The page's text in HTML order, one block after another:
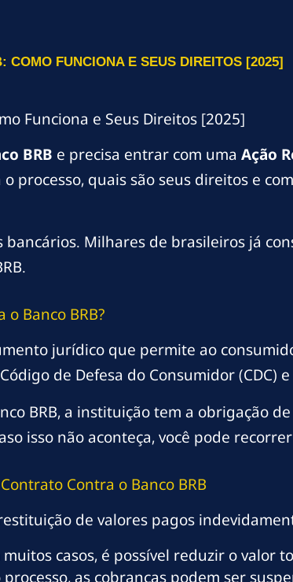
FUNCIONA E SEUS DIREITOS [2025]
Funciona e Seus Direitos [2025]
BRB e precisa entrar com uma Ação
processo, quais são seus direitos e
bancários. Milhares de brasileiros já
Banco BRB?
jurídico que permite ao
de Defesa do Consumidor (CDC)
BRB, a instituição tem a obrigação
isso não aconteça, você pode recorrer
Contra o Banco BRB
de valores pagos
muitos casos, é possível reduzir o valor
as cobranças podem ser